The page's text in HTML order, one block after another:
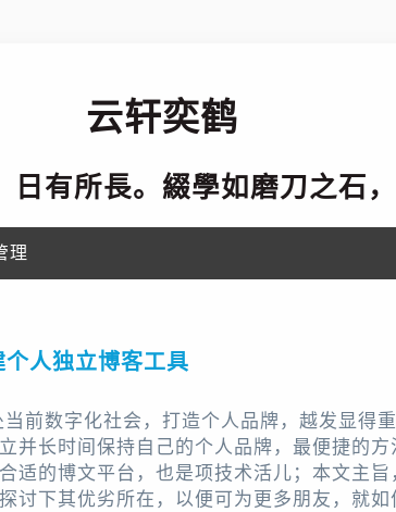
云轩奕鹤
有所長。綴學如磨刀之石
理
人独立博客工具
前数字化社会，打造个人品牌，越发显得
并长时间保持自己的个人品牌，最便捷的
适的博文平台，也是项技术活儿；本文主
讨下其优劣所在，以便可为更多朋友，就